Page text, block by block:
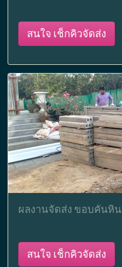
สนใจ เช็กคิวจัดส่ง
ผลงานจัดส่ง ขอบคันหิน
สนใจ เช็กคิวจัดส่ง